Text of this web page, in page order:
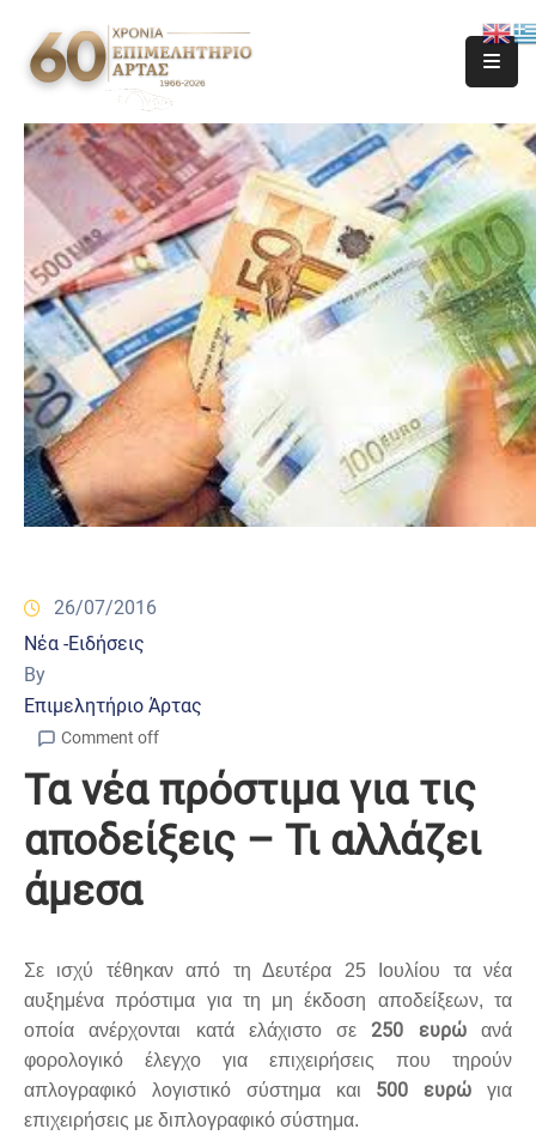
26/07/2016
Νέα -Ειδήσεις
By
Επιμελητήριο Άρτας
Comment off
Τα νέα πρόστιμα για τις
αποδείξεις – Τι αλλάζει
άμεσα
Σε ισχύ τέθηκαν από τη Δευτέρα 25 Ιουλίου τα νέα
αυξημένα πρόστιμα για τη μη έκδοση αποδείξεων, τα
οποία ανέρχονται κατά ελάχιστο σε250 ευρώανά
φορολογικό έλεγχο για επιχειρήσεις που τηρούν
απλογραφικό λογιστικό σύστημα και 500 ευρώ για
επιχειρήσεις με διπλογραφικό σύστημα.